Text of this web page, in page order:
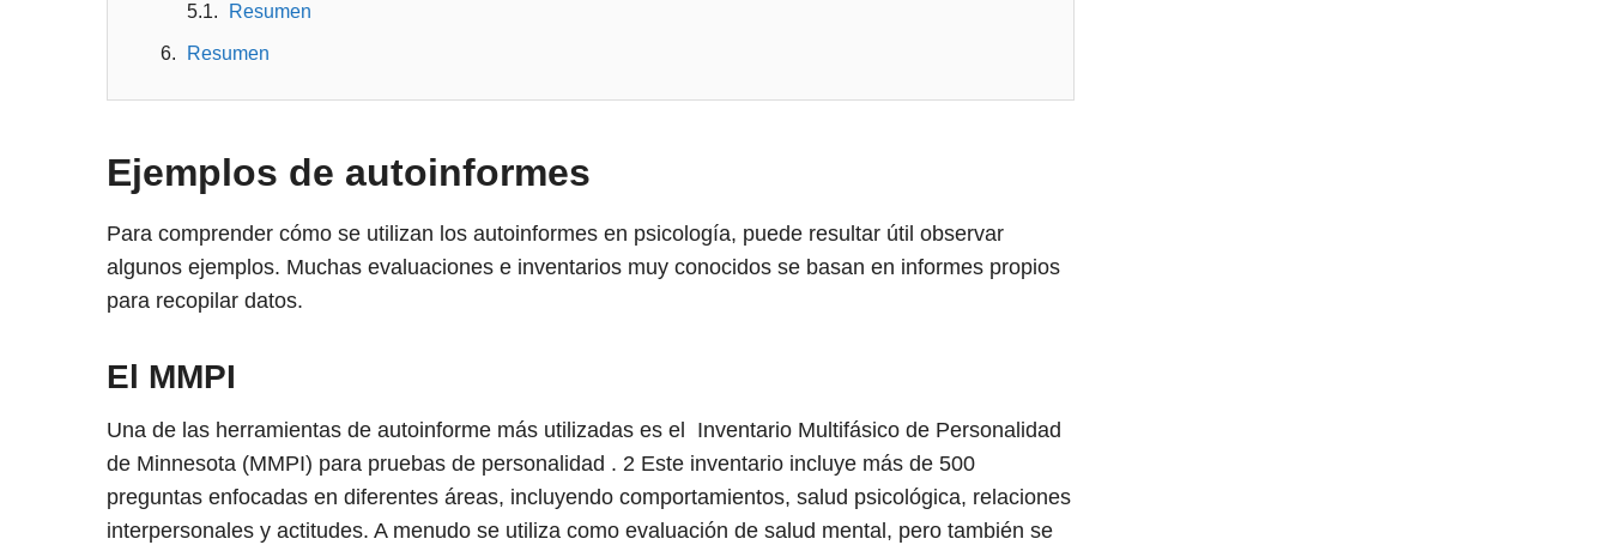
Resumen
Resumen
Ejemplos de autoinformes
Para comprender cómo se utilizan los autoinformes en psicología, puede resultar útil observar
algunos ejemplos. Muchas evaluaciones e inventarios muy conocidos se basan en informes propios
para recopilar datos.
El MMPI
Una de las herramientas de autoinforme más utilizadas es el Inventario Multifásico de Personalidad
de Minnesota (MMPI) para pruebas de personalidad . 2Este inventario incluye más de 500
preguntas enfocadas en diferentes áreas, incluyendo comportamientos, salud psicológica, relaciones
interpersonales y actitudes. A menudo se utiliza como evaluación de salud mental, pero también se